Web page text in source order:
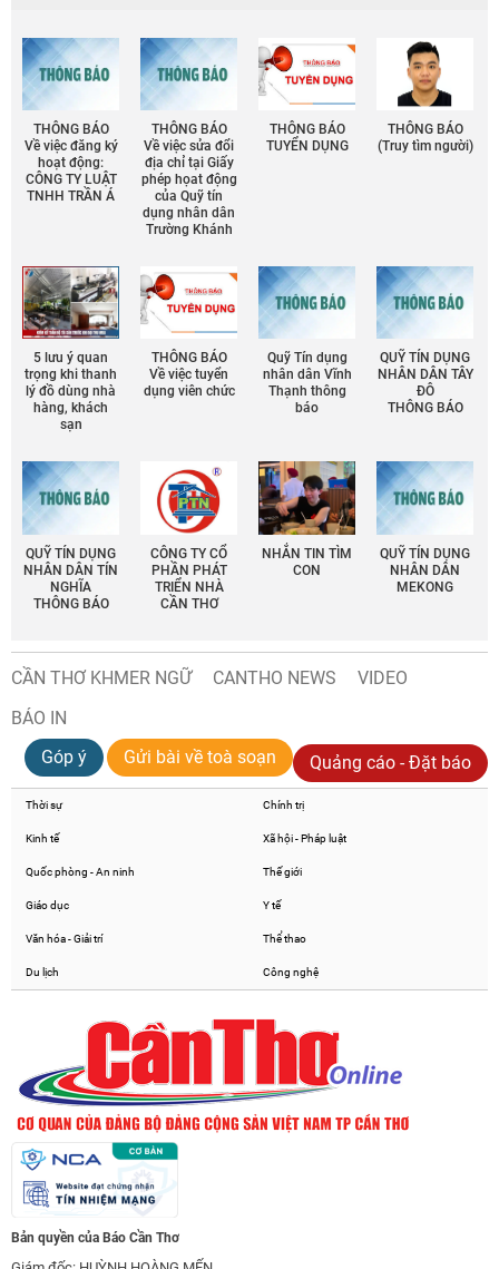
THÔNG BÁO
Về việc đăng ký
hoạt động:
CÔNG TY LUẬT
TNHH TRẦN Á
THÔNG BÁO
Về việc sửa đổi
địa chỉ tại Giấy
phép họat động
của Quỹ tín
dụng nhân dân
Trường Khánh
THÔNG BÁO
TUYỂN DỤNG
THÔNG BÁO
(Truy tìm người)
5 lưu ý quan
trọng khi thanh
lý đồ dùng nhà
hàng, khách
sạn
THÔNG BÁO
Về việc tuyển
dụng viên chức
Quỹ Tín dụng
nhân dân Vĩnh
Thạnh thông
báo
QUỸ TÍN DỤNG
NHÂN DÂN TÂY
ĐÔ
THÔNG BÁO
QUỸ TÍN DỤNG
NHÂN DÂN TÍN
NGHĨA
THÔNG BÁO
CÔNG TY CỔ
PHẦN PHÁT
TRIỂN NHÀ
CẦN THƠ
NHẮN TIN TÌM
CON
QUỸ TÍN DỤNG
NHÂN DÂN
MEKONG
CẦN THƠ KHMER NGỮ CANTHO NEWS
VIDEO
BÁO IN
Góp ý
Gửi bài về toà soạn Quảng cáo - Đặt báo
Thời sự Chính trị
Kinh tế Xã hội - Pháp luật
Quốc phòng - An ninh Thế giới
Giáo dục Y tế
Văn hóa - Giải trí Thể thao
Du lịch Công nghệ
Bản quyền của Báo Cần Thơ